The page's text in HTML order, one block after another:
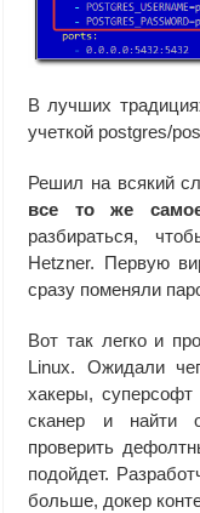
В лучших
учеткой postgres/
Решил на всякий
все то же
разбираться,
Hetzner. Первую
сразу поменяли
Вот так легко и
Linux. Ожидали
хакеры, суперсофт
сканер и найти
проверить
подойдет.
больше, докер